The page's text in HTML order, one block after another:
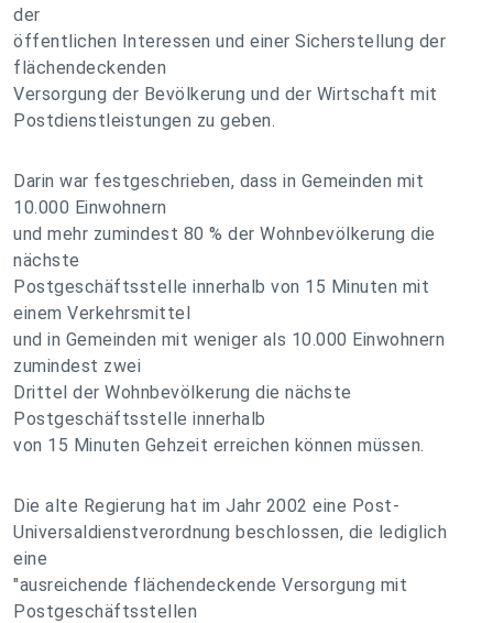
der
öffentlichen Interessen und einer Sicherstellung der
flächendeckenden
Versorgung der Bevölkerung und der Wirtschaft mit
Postdienstleistungen zu geben.
Darin war festgeschrieben, dass in Gemeinden mit
10.000 Einwohnern
und mehr zumindest 80 % der Wohnbevölkerung die
nächste
Postgeschäftsstelle innerhalb von 15 Minuten mit
einem Verkehrsmittel
und in Gemeinden mit weniger als 10.000 Einwohnern
zumindest zwei
Drittel der Wohnbevölkerung die nächste
Postgeschäftsstelle innerhalb
von 15 Minuten Gehzeit erreichen können müssen.
Die alte Regierung hat im Jahr 2002 eine Post-
Universaldienstverordnung beschlossen, die lediglich
eine
"ausreichende flächendeckende Versorgung mit
Postgeschäftsstellen